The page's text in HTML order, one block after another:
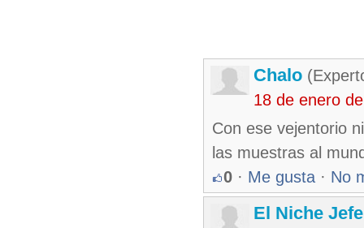
Chalo
18 de enero
Con ese vejentorio
las muestras al
0 · Me gusta · No
El Niche